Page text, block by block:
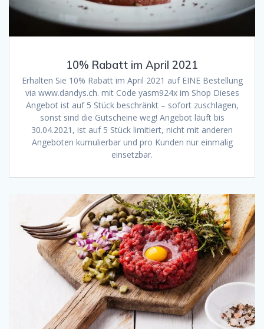
10% Rabatt im April 2021
Erhalten Sie 10% Rabatt im April 2021 auf EINE Bestellung
via www.dandys.ch. mit Code yasm924x im Shop Dieses
Angebot ist auf 5 Stück beschränkt – sofort zuschlagen,
sonst sind die Gutscheine weg! Angebot läuft bis
30.04.2021, ist auf 5 Stück limitiert, nicht mit anderen
Angeboten kumulierbar und pro Kunden nur einmalig
einsetzbar.